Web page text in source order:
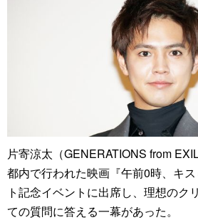
片寄涼太（GENERATIONS from
都内で行われた映画『午前0時、キ
ト記念イベントに出席し、理想のク
ての質問に答える一幕があった。